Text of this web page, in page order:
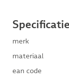
merk
materiaal
ean code